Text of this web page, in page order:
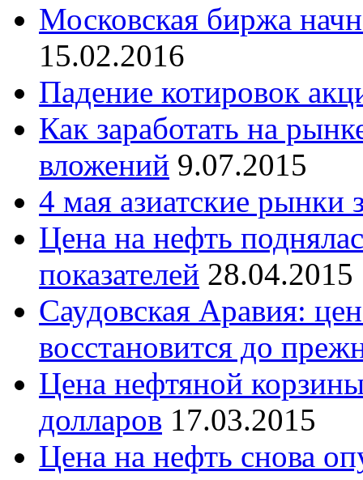
Московская биржа
15.02.2016
Падение котировок
Как заработать на
вложений 9.07.2015
4 мая азиатские рынки
Цена на нефть
показателей 28.04.2015
Саудовская Аравия:
восстановится до
Цена нефтяной
долларов 17.03.2015
Цена на нефть снова